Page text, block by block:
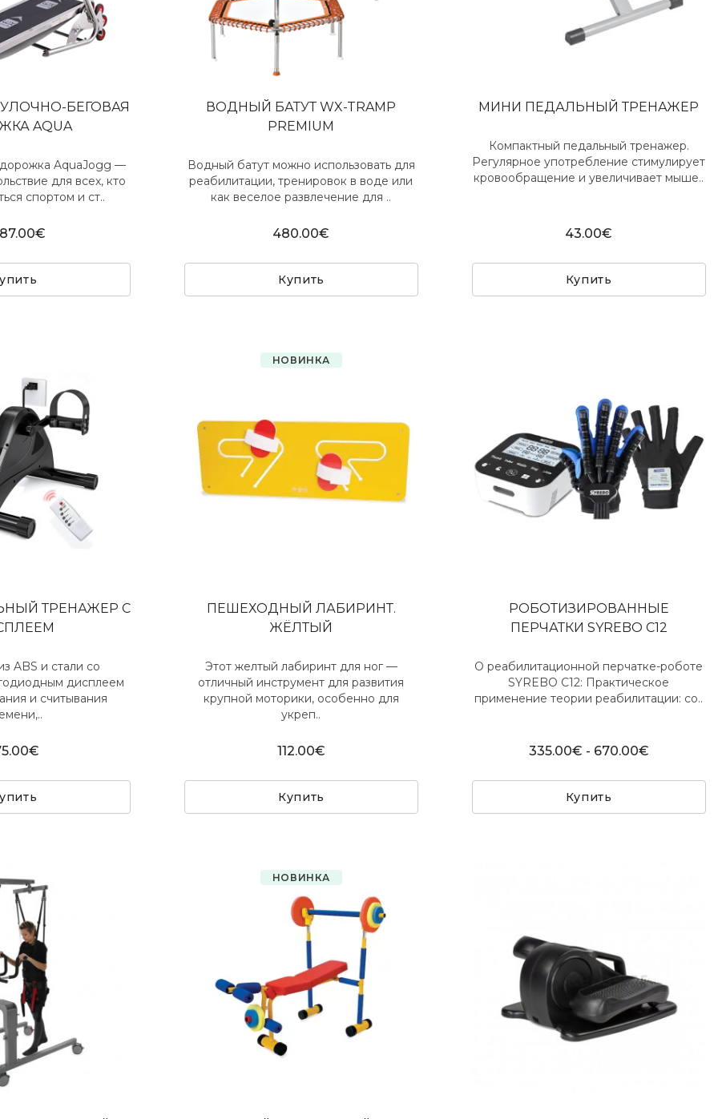
БЕГОВАЯ
AQUA
AquaJogg —
для всех, кто
спортом и ст..
ВОДНЫЙ БАТУТ WX-TRAMP
PREMIUM
Водный батут можно использовать для
реабилитации, тренировок в воде или
как веселое развлечение для ..
480.00€
Купить
МИНИ ПЕДАЛЬНЫЙ ТРЕНАЖЕР
Компактный педальный тренажер.
Регулярное употребление стимулирует
кровообращение и увеличивает мыше..
43.00€
Купить
ТРЕНАЖЕР С
ABS и стали со
дисплеем
и считывания
НОВИНКА
ПЕШЕХОДНЫЙ ЛАБИРИНТ.
ЖЁЛТЫЙ
Этот желтый лабиринт для ног —
отличный инструмент для развития
крупной моторики, особенно для
укреп..
112.00€
Купить
РОБОТИЗИРОВАННЫЕ
ПЕРЧАТКИ SYREBO C12
О реабилитационной перчатке-роботе
SYREBO C12: Практическое
применение теории реабилитации: со..
335.00€ - 670.00€
Купить
НОВИНКА